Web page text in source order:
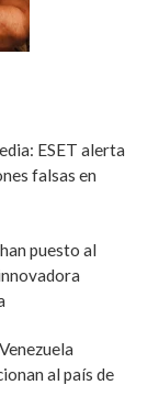
ESET alerta
falsas en
puesto al
al país de